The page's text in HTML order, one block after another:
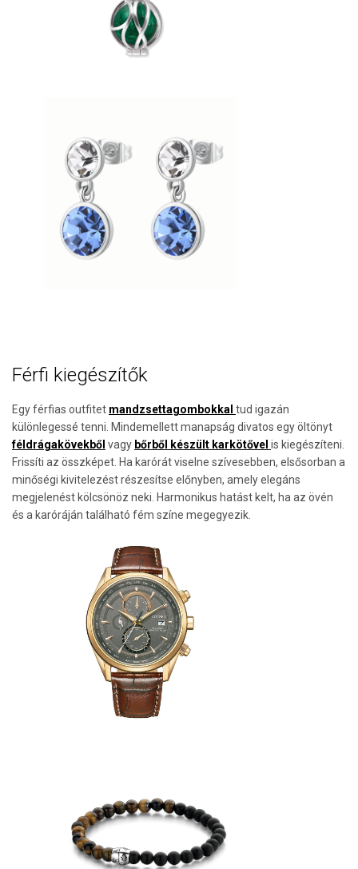
Férfi kiegészítők
Egy férfias outfitet mandzsettagombokkal tud igazán
különlegessé tenni. Mindemellett manapság divatos egy öltönyt
féldrágakövekből vagy bőrből készült karkötővel is kiegészíteni.
Frissíti az összképet. Ha karórát viselne szívesebben, elsősorban a
minőségi kivitelezést részesítse előnyben, amely elegáns
megjelenést kölcsönöz neki. Harmonikus hatást kelt, ha az övén
és a karóráján található fém színe megegyezik.